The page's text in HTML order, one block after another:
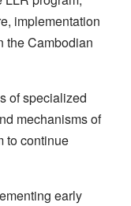
implementation
the Cambodian
of specialized
mechanisms of
to continue
early